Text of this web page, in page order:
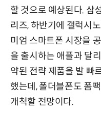
할 것으로 예상된다. 삼
리즈, 하반기에 갤럭시
미엄 스마트폰 시장을
을 출시하는 애플과 달
약된 전략 제품을 발 빠
했는데, 폴더블폰도 폼
개척할 전망이다.